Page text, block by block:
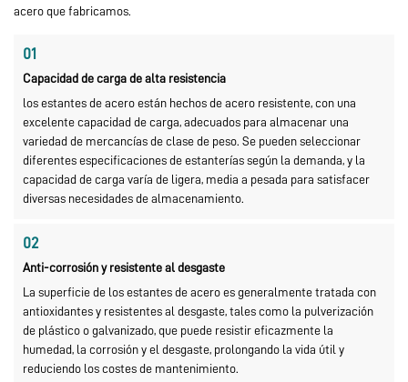
acero que fabricamos.
01
Capacidad de carga de alta resistencia
los estantes de acero están hechos de acero resistente, con una
excelente capacidad de carga, adecuados para almacenar una
variedad de mercancías de clase de peso. Se pueden seleccionar
diferentes especificaciones de estanterías según la demanda, y la
capacidad de carga varía de ligera, media a pesada para satisfacer
diversas necesidades de almacenamiento.
02
Anti-corrosión y resistente al desgaste
La superficie de los estantes de acero es generalmente tratada con
antioxidantes y resistentes al desgaste, tales como la pulverización
de plástico o galvanizado, que puede resistir eficazmente la
humedad, la corrosión y el desgaste, prolongando la vida útil y
reduciendo los costes de mantenimiento.